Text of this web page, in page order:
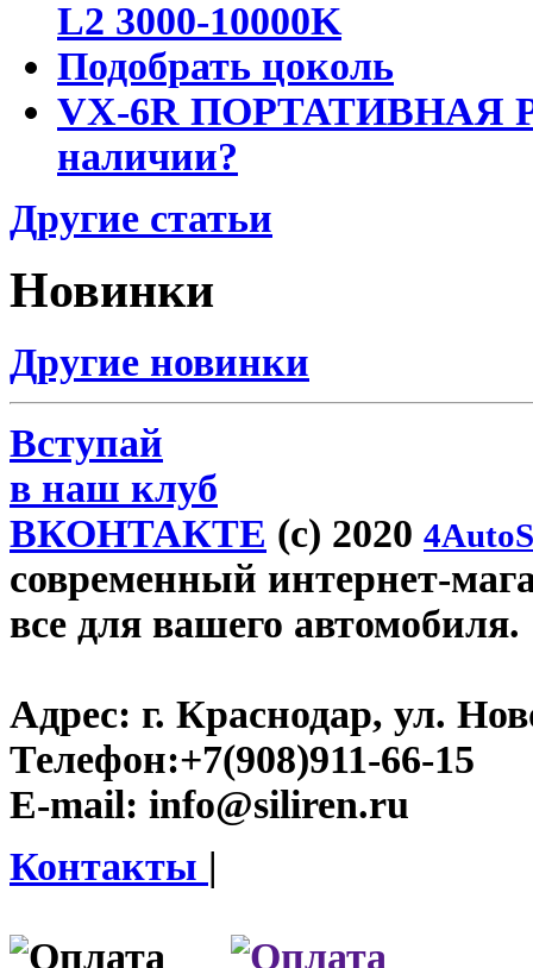
L2 3000-10000K
Подобрать цоколь
VX-6R ПОРТАТИВНАЯ
наличии?
Другие статьи
Новинки
Другие новинки
Вступай
в наш клуб
ВКОНТАКТЕ (c) 2020
современный интернет-
все для вашего автомобиля.
Адрес: г. Краснодар, ул.
Телефон:+7(908)911-66-15
E-mail: info@siliren.ru
Контакты |